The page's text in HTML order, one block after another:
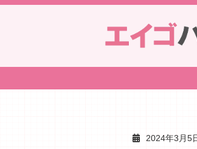
2024年3月5